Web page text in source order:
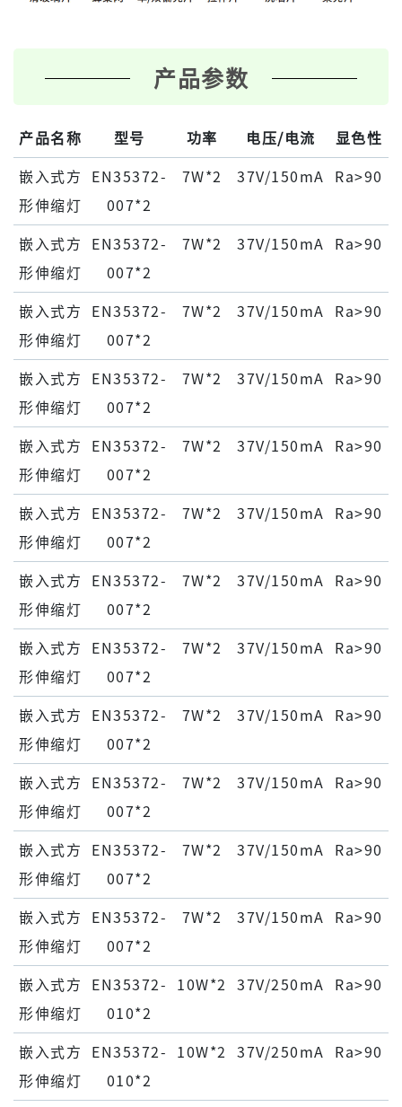
产品参数
产品名称 型号 功率 电压/电流 显色性
嵌⼊式⽅
形伸缩灯
EN35372-
007*2
7W*2 37V/150mA Ra>90
嵌⼊式⽅
形伸缩灯
EN35372-
007*2
7W*2 37V/150mA Ra>90
嵌⼊式⽅
形伸缩灯
EN35372-
007*2
7W*2 37V/150mA Ra>90
嵌⼊式⽅
形伸缩灯
EN35372-
007*2
7W*2 37V/150mA Ra>90
嵌⼊式⽅
形伸缩灯
EN35372-
007*2
7W*2 37V/150mA Ra>90
嵌⼊式⽅
形伸缩灯
EN35372-
007*2
7W*2 37V/150mA Ra>90
嵌⼊式⽅
形伸缩灯
EN35372-
007*2
7W*2 37V/150mA Ra>90
嵌⼊式⽅
形伸缩灯
EN35372-
007*2
7W*2 37V/150mA Ra>90
嵌⼊式⽅
形伸缩灯
EN35372-
007*2
7W*2 37V/150mA Ra>90
嵌⼊式⽅
形伸缩灯
EN35372-
007*2
7W*2 37V/150mA Ra>90
嵌⼊式⽅
形伸缩灯
EN35372-
007*2
7W*2 37V/150mA Ra>90
嵌⼊式⽅
形伸缩灯
EN35372-
007*2
7W*2 37V/150mA Ra>90
嵌⼊式⽅
形伸缩灯
EN35372-
010*2
10W*2 37V/250mA Ra>90
嵌⼊式⽅
形伸缩灯
EN35372-
010*2
10W*2 37V/250mA Ra>90